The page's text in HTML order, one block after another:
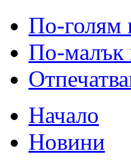
По-
По-
Начало
Новини